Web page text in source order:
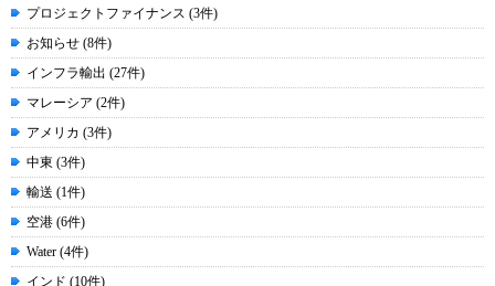
プロジェクトファイナンス (3件)
お知らせ (8件)
インフラ輸出 (27件)
マレーシア (2件)
アメリカ (3件)
中東 (3件)
輸送 (1件)
空港 (6件)
Water (4件)
インド (10件)